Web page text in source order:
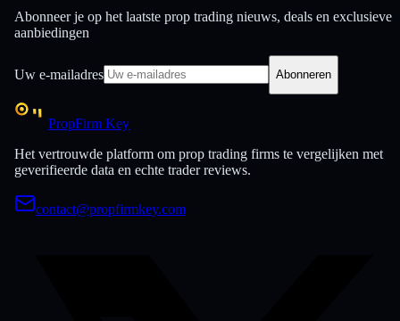
Abonneer je op het laatste prop trading nieuws, deals en exclusieve
aanbiedingen
Uw e-mailadres Abonneren
PropFirm Key
Het vertrouwde platform om prop trading firms te vergelijken met
geverifieerde data en echte trader reviews.
contact@propfirmkey.com